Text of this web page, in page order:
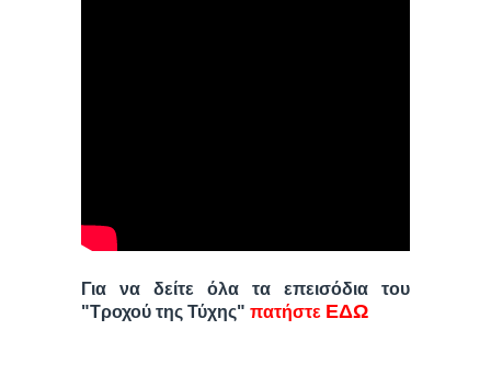
Για να δείτε όλα τα επεισόδια του
"Τροχού της Τύχης" πατήστε ΕΔΩ